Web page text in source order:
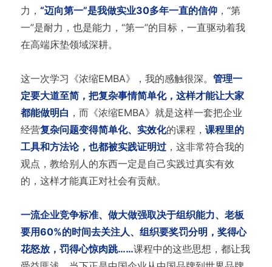
力， “迈向第一”是我做实业30多年一直的信仰，“第
一”是耐力，也是能力，“第一”的目标，一直驱动着我
在高端床垫领域深耕。
这一次学习《浓缩EMBA》，我的感触很深。 管理一
定要大道至简，把复杂事情简单化，这样才能让大家
都能做明白 ，而《浓缩EMBA》就是这样一套把企业
经营复杂问题变得简单化、实效化的课程， 课程里的
工具和方法论，也都被实践证明过，这非常符合我的
观点，教给别人的东西一定是自己实践过真实有效
的，这样才能真正对社会有贡献。
一流企业竞争标准、做大做强取决于组织能力、老板
要用60%的时间去关注人、组织要奖罚分明，奖得心
花怒放，罚得心惊肉跳……课程中的这些思想，都让我